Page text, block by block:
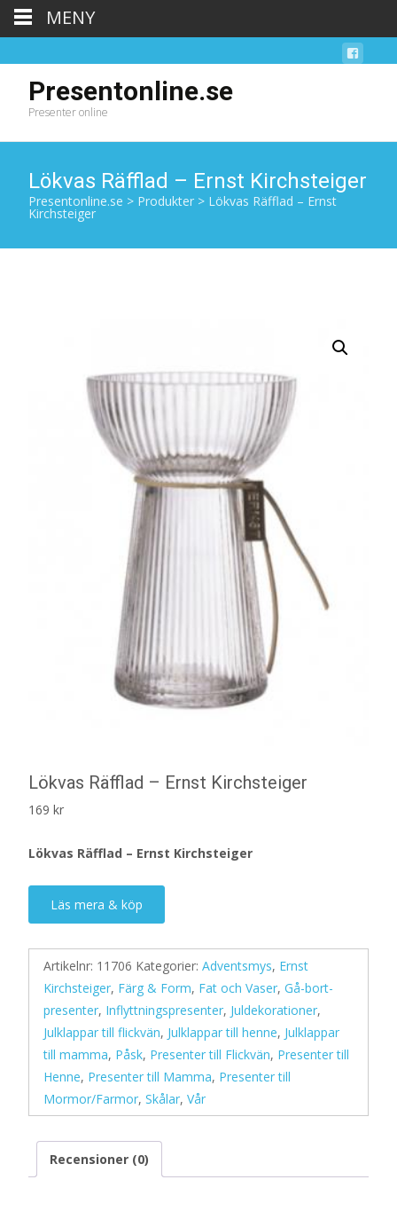
Presentonline.se
Presenter online
Lökvas Räfflad – Ernst Kirchsteiger
Presentonline.se > Produkter > Lökvas Räfflad – Ernst
Kirchsteiger
Lökvas Räfflad – Ernst Kirchsteiger
169 kr
Lökvas Räfflad – Ernst Kirchsteiger
Läs mera & köp
Artikelnr: 11706 Kategorier: Adventsmys, Ernst
Kirchsteiger, Färg & Form, Fat och Vaser, Gå-bort-
presenter, Inflyttningspresenter, Juldekorationer,
Julklappar till flickvän, Julklappar till henne, Julklappar
till mamma, Påsk, Presenter till Flickvän, Presenter till
Henne, Presenter till Mamma, Presenter till
Mormor/Farmor, Skålar, Vår
Recensioner (0)
MENY